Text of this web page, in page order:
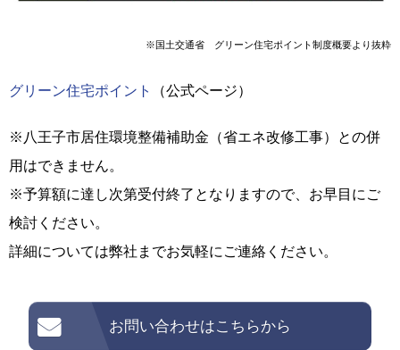
※国土交通省 グリーン住宅ポイント制度概要より抜粋
グリーン住宅ポイント （公式ページ）
※八王子市居住環境整備補助金（省エネ改修工事）との併
用はできません。
※予算額に達し次第受付終了となりますので、お早目にご
検討ください。
詳細については弊社までお気軽にご連絡ください。
お問い合わせはこちらから